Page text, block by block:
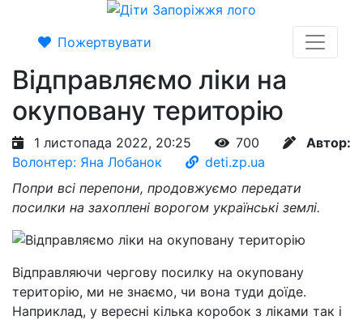
Пожертвувати
Відправляємо ліки на
окуповану територію
1 листопада 2022, 20:25 700
Автор:
Волонтер: Яна Лобанок
deti.zp.ua
Попри всі перепони, продовжуємо передати
посилки на захоплені ворогом українські землі.
Відправляючи чергову посилку на окуповану
територію, ми не знаємо, чи вона туди доїде.
Наприклад, у вересні кілька коробок з ліками так і